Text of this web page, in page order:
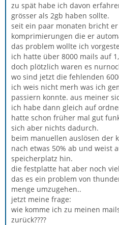
zu spät habe ich davon
grösser als 2gb haben sollte.
seit ein paar monaten bricht
komprimierungen die er
das problem wollte ich
ich hatte über 8000 mails auf
doch plötzlich waren es
wo sind jetzt die fehlenden
ich weis nicht merh was ich
passiern konnte. aus meiner
ich habe dann gleich auf
hatte schon früher mal gut
sich aber nichts dadurch.
beim manuellen auslösen der
nach etwas 50% ab und weist
speicherplatz hin.
die festplatte hat aber noch
das es ein problem von
menge umzugehen..
jetzt meine frage:
wie komme ich zu meinen
zurück????